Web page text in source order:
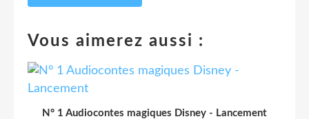
Vous aimerez aussi :
N° 1 Audiocontes magiques Disney - Lancement